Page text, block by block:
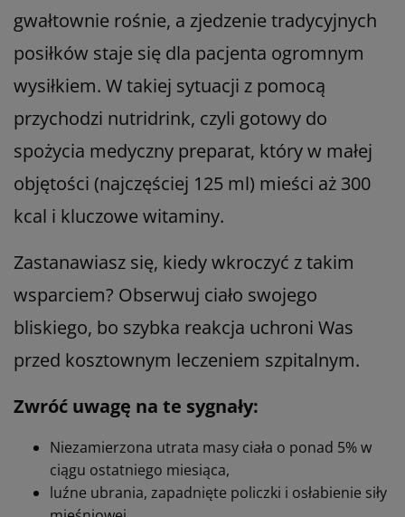
gwałtownie rośnie, a zjedzenie tradycyjnych
posiłków staje się dla pacjenta ogromnym
wysiłkiem. W takiej sytuacji z pomocą
przychodzi nutridrink, czyli gotowy do
spożycia medyczny preparat, który w małej
objętości (najczęściej 125 ml) mieści aż 300
kcal i kluczowe witaminy.
Zastanawiasz się, kiedy wkroczyć z takim
wsparciem? Obserwuj ciało swojego
bliskiego, bo szybka reakcja uchroni Was
przed kosztownym leczeniem szpitalnym.
Zwróć uwagę na te sygnały:
Niezamierzona utrata masy ciała o ponad 5% w
ciągu ostatniego miesiąca,
luźne ubrania, zapadnięte policzki i osłabienie siły